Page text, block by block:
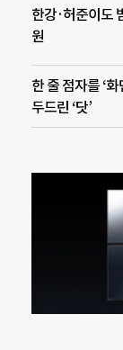
한강·허준이도
원
한 줄 점자를 ‘
두드린 ‘닷’